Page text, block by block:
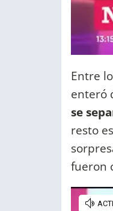
Entre
enteró
se
resto
fueron